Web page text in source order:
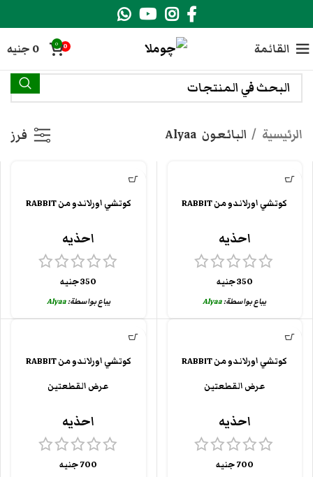
القائمة 0
0
0 جنيه
الرئيسية البائعون Alyaa فرز
كوتشي اورلاندو من RABBIT
احذيه
350جنيه
يباع بواسطة:Alyaa
كوتشي اورلاندو من RABBIT
احذيه
350جنيه
يباع بواسطة:Alyaa
كوتشي اورلاندو من RABBIT
عرض القطعتين
احذيه
700جنيه
كوتشي اورلاندو من RABBIT
عرض القطعتين
احذيه
700جنيه